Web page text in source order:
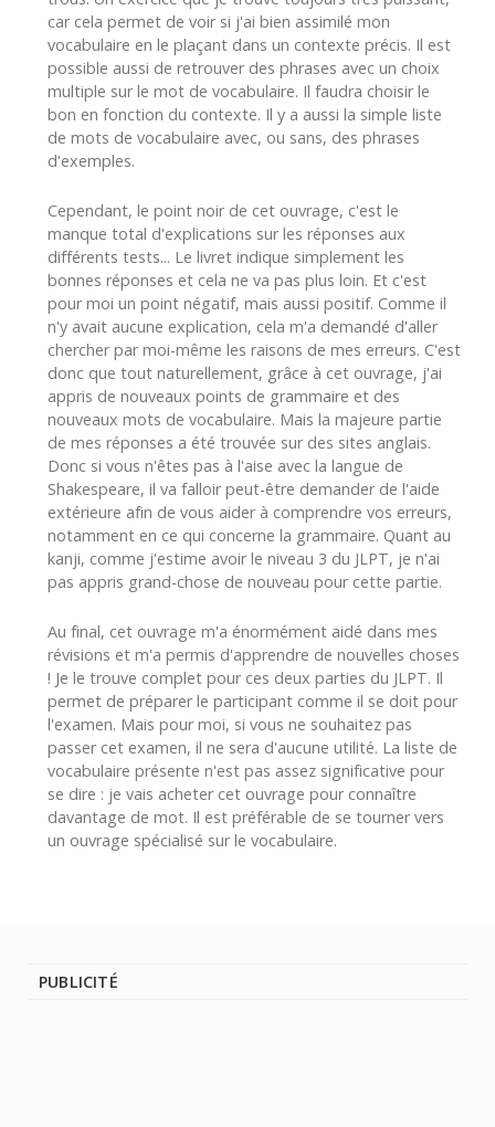
car cela permet de voir si j'ai bien assimilé mon
vocabulaire en le plaçant dans un contexte précis. Il est
possible aussi de retrouver des phrases avec un choix
multiple sur le mot de vocabulaire. Il faudra choisir le
bon en fonction du contexte. Il y a aussi la simple liste
de mots de vocabulaire avec, ou sans, des phrases
d'exemples.
Cependant, le point noir de cet ouvrage, c'est le
manque total d'explications sur les réponses aux
différents tests... Le livret indique simplement les
bonnes réponses et cela ne va pas plus loin. Et c'est
pour moi un point négatif, mais aussi positif. Comme il
n'y avait aucune explication, cela m'a demandé d'aller
chercher par moi-même les raisons de mes erreurs. C'est
donc que tout naturellement, grâce à cet ouvrage, j'ai
appris de nouveaux points de grammaire et des
nouveaux mots de vocabulaire. Mais la majeure partie
de mes réponses a été trouvée sur des sites anglais.
Donc si vous n'êtes pas à l'aise avec la langue de
Shakespeare, il va falloir peut-être demander de l'aide
extérieure afin de vous aider à comprendre vos erreurs,
notamment en ce qui concerne la grammaire. Quant au
kanji, comme j'estime avoir le niveau 3 du JLPT, je n'ai
pas appris grand-chose de nouveau pour cette partie.
Au final, cet ouvrage m'a énormément aidé dans mes
révisions et m'a permis d'apprendre de nouvelles choses
! Je le trouve complet pour ces deux parties du JLPT. Il
permet de préparer le participant comme il se doit pour
l'examen. Mais pour moi, si vous ne souhaitez pas
passer cet examen, il ne sera d'aucune utilité. La liste de
vocabulaire présente n'est pas assez significative pour
se dire : je vais acheter cet ouvrage pour connaître
davantage de mot. Il est préférable de se tourner vers
un ouvrage spécialisé sur le vocabulaire.
PUBLICITÉ